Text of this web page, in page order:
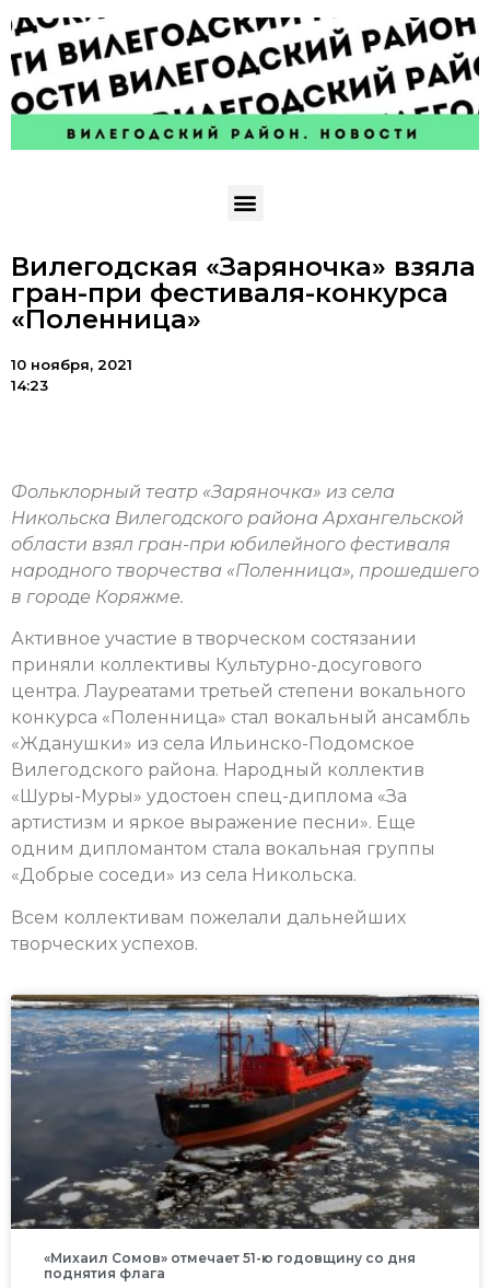
Вилегодская «Заряночка» взяла
гран-при фестиваля-конкурса
«Поленница»
10 ноября, 2021
14:23
Фольклорный театр «Заряночка» из села
Никольска Вилегодского района Архангельской
области взял гран-при юбилейного фестиваля
народного творчества «Поленница», прошедшего
в городе Коряжме.
Активное участие в творческом состязании
приняли коллективы Культурно-досугового
центра. Лауреатами третьей степени вокального
конкурса «Поленница» стал вокальный ансамбль
«Жданушки» из села Ильинско-Подомское
Вилегодского района. Народный коллектив
«Шуры-Муры» удостоен спец-диплома «За
артистизм и яркое выражение песни». Еще
одним дипломантом стала вокальная группы
«Добрые соседи» из села Никольска.
Всем коллективам пожелали дальнейших
творческих успехов.
«Михаил Сомов» отмечает 51-ю годовщину со дня
поднятия флага